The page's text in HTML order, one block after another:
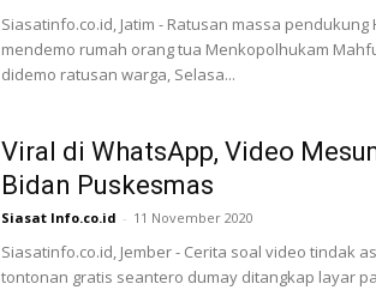
Siasatinfo.co.id, Jatim - Ratusan massa pendukung
mendemo rumah orang tua Menkopolhukam
didemo ratusan warga, Selasa...
Viral di WhatsApp, Video
Bidan Puskesmas
Siasat Info.co.id - 11 November 2020
Siasatinfo.co.id, Jember - Cerita soal video tindak
tontonan gratis seantero dumay ditangkap layar